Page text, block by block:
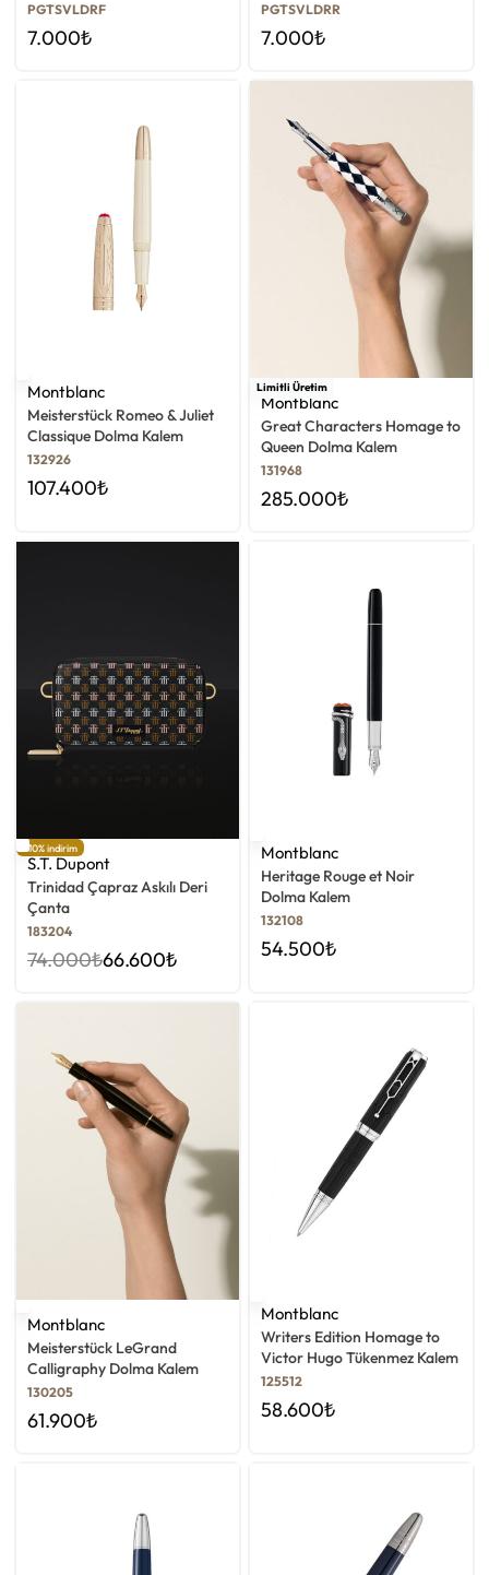
PGTSVLDRF
7.000₺
PGTSVLDRR
7.000₺
Montblanc
Meisterstück Romeo & Juliet
Classique Dolma Kalem
132926
107.400₺
Limitli Üretim
Montblanc
Great Characters Homage to
Queen Dolma Kalem
131968
285.000₺
-10% indirim
S.T. Dupont
Trinidad Çapraz Askılı Deri
Çanta
183204
74.000₺66.600₺
Montblanc
Heritage Rouge et Noir
Dolma Kalem
132108
54.500₺
Montblanc
Meisterstück LeGrand
Calligraphy Dolma Kalem
130205
61.900₺
Montblanc
Writers Edition Homage to
Victor Hugo Tükenmez Kalem
125512
58.600₺